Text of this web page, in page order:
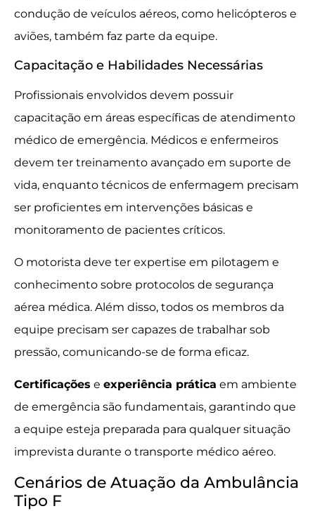
condução de veículos aéreos, como helicópteros e
aviões, também faz parte da equipe.
Capacitação e Habilidades Necessárias
Profissionais envolvidos devem possuir
capacitação em áreas específicas de atendimento
médico de emergência. Médicos e enfermeiros
devem ter treinamento avançado em suporte de
vida, enquanto técnicos de enfermagem precisam
ser proficientes em intervenções básicas e
monitoramento de pacientes críticos.
O motorista deve ter expertise em pilotagem e
conhecimento sobre protocolos de segurança
aérea médica. Além disso, todos os membros da
equipe precisam ser capazes de trabalhar sob
pressão, comunicando-se de forma eficaz.
Certificações e experiência prática em ambiente
de emergência são fundamentais, garantindo que
a equipe esteja preparada para qualquer situação
imprevista durante o transporte médico aéreo.
Cenários de Atuação da Ambulância
Tipo F